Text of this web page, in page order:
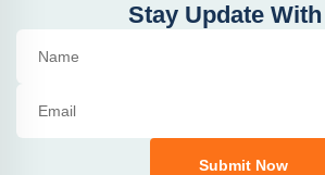
Stay Update
Submit Now